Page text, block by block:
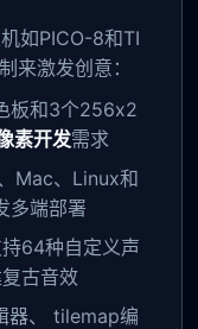
如PICO-8和TI
来激发创意：
板和3个256x2
素开发需求
Mac、Linux和
多端部署
64种自定义声
古音效
器、 tilemap编